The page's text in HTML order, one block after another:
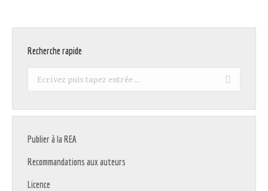
Recherche rapide
Recherche
Publier à la REA
Recommandations aux auteurs
Licence